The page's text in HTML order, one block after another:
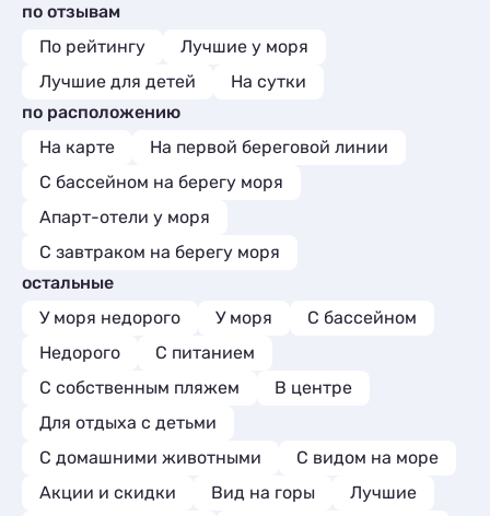
по отзывам
По рейтингу
Лучшие у моря
Лучшие для детей
На сутки
по расположению
На карте
На первой береговой линии
С бассейном на берегу моря
Апарт-отели у моря
С завтраком на берегу моря
остальные
У моря недорого
У моря
С бассейном
Недорого
С питанием
С собственным пляжем
В центре
Для отдыха с детьми
С домашними животными
С видом на море
Акции и скидки
Вид на горы
Лучшие